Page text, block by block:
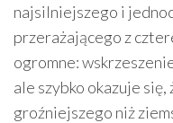
najsilniejszego i
przerażającego z
ogromne:
ale szybko okazuje
groźniejszego niż